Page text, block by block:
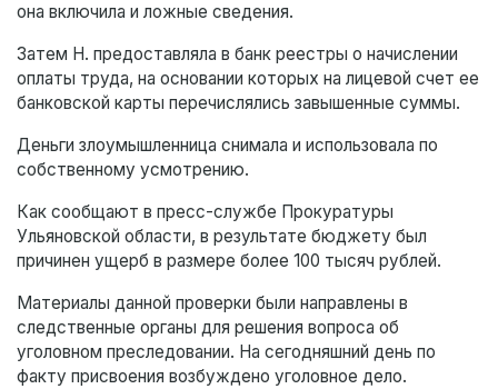
она включила и ложные сведения.
Затем Н. предоставляла в банк реестры о начислении
оплаты труда, на основании которых на лицевой счет ее
банковской карты перечислялись завышенные суммы.
Деньги злоумышленница снимала и использовала по
собственному усмотрению.
Как сообщают в пресс-службе Прокуратуры
Ульяновской области, в результате бюджету был
причинен ущерб в размере более 100 тысяч рублей.
Материалы данной проверки были направлены в
следственные органы для решения вопроса об
уголовном преследовании. На сегодняшний день по
факту присвоения возбуждено уголовное дело.